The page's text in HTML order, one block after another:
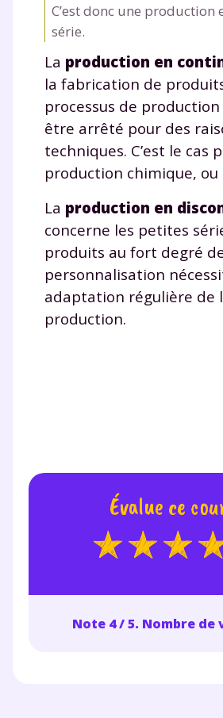
C’est donc une production
série.
La production en
la fabrication de
processus de
être arrêté pour des
techniques. C’est le cas
production chimique, ou
La production en
concerne les petites
produits au fort degré
personnalisation
adaptation régulière de
production.
Évalue ce
Note 4 / 5. Nombre de
* Votre code d'accès sera envoyé à cette
renseignant votre e-mail, vous consentez
la marque myMaxicours, afin que SEJER
accès au service de soutien scolaire
savoir plus sur la gestion de vos
pour exercer vos droits, vous pouvez
charte
J’accepte de recevoir les
communications de la
Votre adresse e-mail sera
vous envoyer notre newsletter.
désinscrire à tout moment, à
désinscription présent dans chaque
en savoir plus sur la gestion de
personnelles et pour exercer vos
consulter notre charte